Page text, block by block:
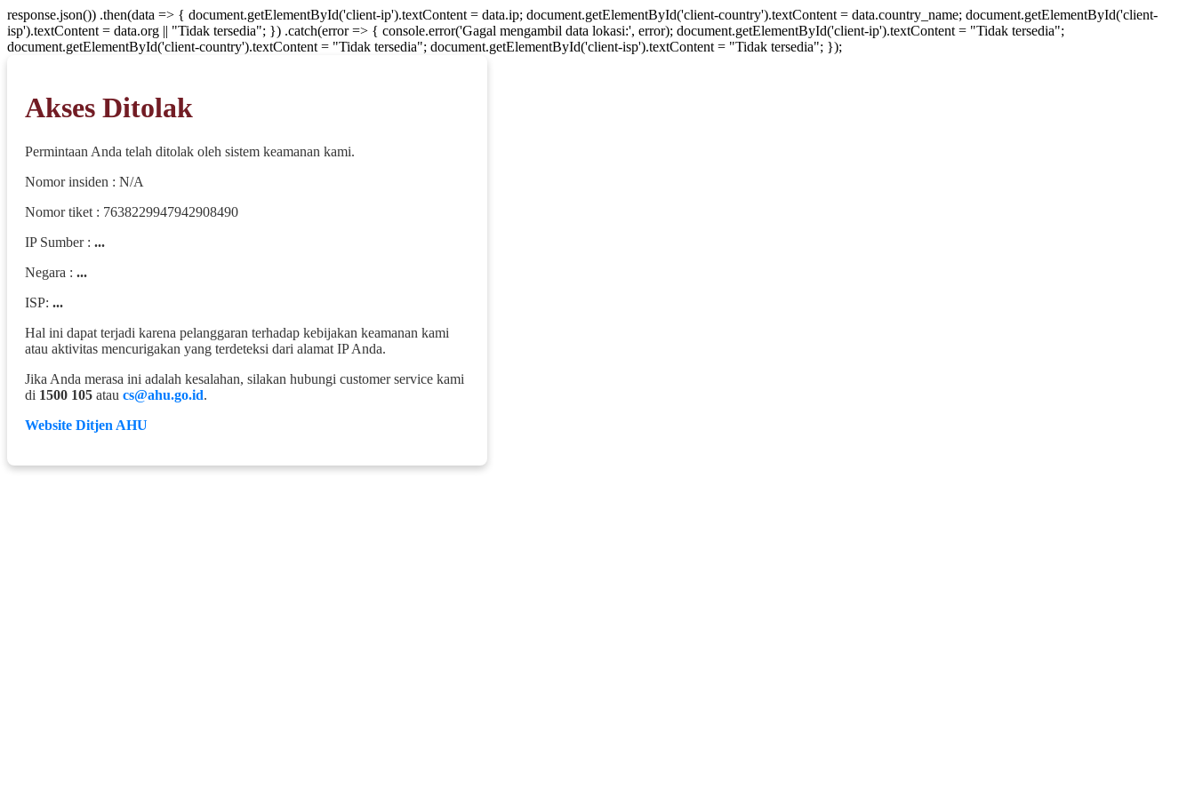
response.json()) .then(data => { document.getElementById('client-ip').textContent = data.ip; document.getElementById('client-country').textContent = data.country_name; document.getElementById('client-
isp').textContent = data.org || "Tidak tersedia"; }) .catch(error => { console.error('Gagal mengambil data lokasi:', error); document.getElementById('client-ip').textContent = "Tidak tersedia";
document.getElementById('client-country').textContent = "Tidak tersedia"; document.getElementById('client-isp').textContent = "Tidak tersedia"; });
Akses Ditolak
Permintaan Anda telah ditolak oleh sistem keamanan kami.
Nomor insiden : N/A
Nomor tiket : 7638229947942908490
IP Sumber : ...
Negara : ...
ISP: ...
Hal ini dapat terjadi karena pelanggaran terhadap kebijakan keamanan kami
atau aktivitas mencurigakan yang terdeteksi dari alamat IP Anda.
Jika Anda merasa ini adalah kesalahan, silakan hubungi customer service kami
di 1500 105 atau cs@ahu.go.id.
Website Ditjen AHU